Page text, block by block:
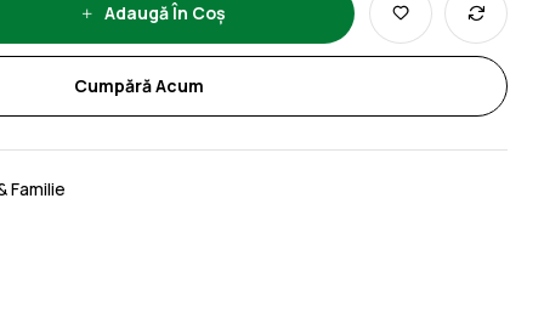
Adaugă În Coș
Cumpără Acum
Familie